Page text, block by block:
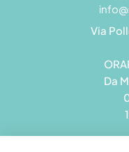
Via
Da